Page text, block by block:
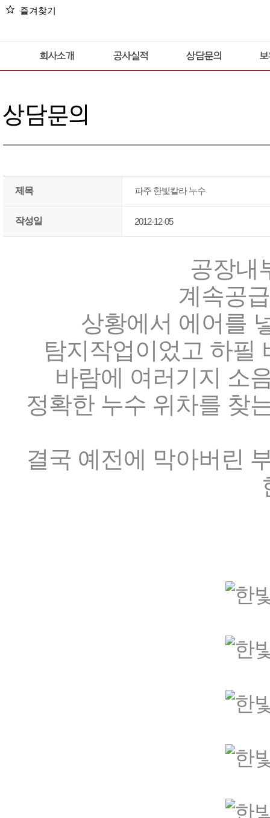
star 즐겨찾기
제목 파주 한빛칼라 누수
작성일 2012-12-05
공장내
계속공
상황에서 에어를
탐지작업이었고 하필
바람에 여러기지 소
정확한 누수 위차를 찾
결국 예전에 막아버린